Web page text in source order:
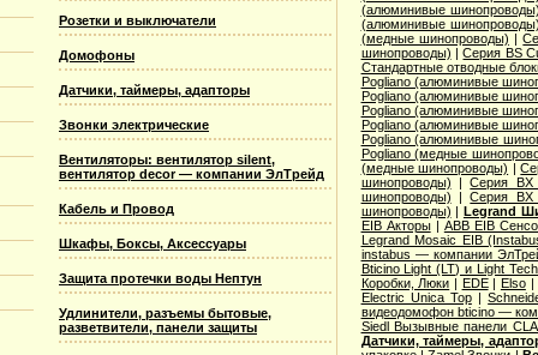
Розетки и выключатели
Домофоны
Датчики, таймеры, адапторы
Звонки электрические
Вентиляторы: вентилятор silent,
вентилятор decor — компании ЭлТрейд
Кабель и Провод
Шкафы, Боксы, Аксессуары
Защита протечки воды Нептун
Удлинители, разъемы бытовые,
разветвители, панели защиты
(алюминивые
(алюминивые
(медные шинопроводы) |
шинопроводы) |Серия ВS
Стандартные отводные
Pogliano (алюминивые
Pogliano (алюминивые
Pogliano (алюминивые
Pogliano (алюминивые
Pogliano (алюминивые
Pogliano (медные
(медные шинопроводы) |
шинопроводы) |Серия ВХ
шинопроводы) |Серия ВХ
шинопроводы) | Legrand
EIB Акторы| ABB EIB
Legrand Mosaic ЕIB
instabus — компании
Bticino Light (LT) и Light
Коробки, Люки | EDE| Elso|
Electric Unica Top|
видеодомофон bticino —
Siedl Вызывные панели
Датчики, таймеры,